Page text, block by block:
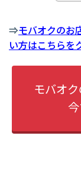
⇒モバオクのお
い方はこちらを
モバオ